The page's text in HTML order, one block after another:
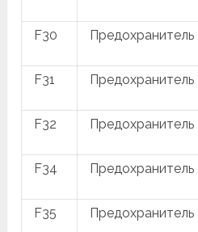
F30 Предохранитель
F31 Предохранитель
F32 Предохранитель
F34 Предохранитель
F35 Предохранитель